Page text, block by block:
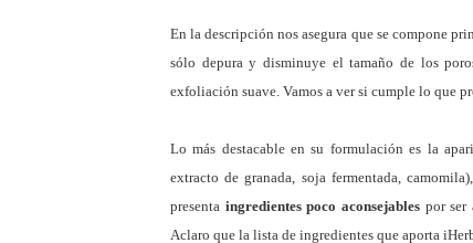
En la descripción nos asegura que se compone
sólo depura y disminuye el tamaño de los
exfoliación suave. Vamos a ver si cumple lo que
Lo más destacable en su formulación es la
extracto de granada, soja fermentada,
presenta ingredientes poco aconsejables por ser
Aclaro que la lista de ingredientes que aporta